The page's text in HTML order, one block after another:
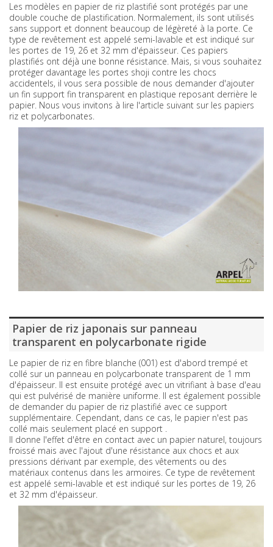
Les modèles en papier de riz plastifié sont protégés par une
double couche de plastification. Normalement, ils sont utilisés
sans support et donnent beaucoup de légèreté à la porte. Ce
type de revêtement est appelé semi-lavable et est indiqué sur
les portes de 19, 26 et 32 mm d'épaisseur. Ces papiers
plastifiés ont déjà une bonne résistance. Mais, si vous souhaitez
protéger davantage les portes shoji contre les chocs
accidentels, il vous sera possible de nous demander d'ajouter
un fin support fin transparent en plastique reposant derrière le
papier. Nous vous invitons à lire l'article suivant sur les papiers
riz et polycarbonates.
Papier de riz japonais sur panneau
transparent en polycarbonate rigide
Le papier de riz en fibre blanche (001) est d'abord trempé et
collé sur un panneau en polycarbonate transparent de 1 mm
d'épaisseur. Il est ensuite protégé avec un vitrifiant à base d'eau
qui est pulvérisé de manière uniforme. Il est également possible
de demander du papier de riz plastifié avec ce support
supplémentaire. Cependant, dans ce cas, le papier n'est pas
collé mais seulement placé en support .
Il donne l'effet d'être en contact avec un papier naturel, toujours
froissé mais avec l'ajout d'une résistance aux chocs et aux
pressions dérivant par exemple, des vêtements ou des
matériaux contenus dans les armoires. Ce type de revêtement
est appelé semi-lavable et est indiqué sur les portes de 19, 26
et 32 ​​mm d'épaisseur.